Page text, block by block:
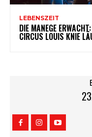
LEBENSZEIT
DIE MANEGE
CIRCUS LOUIS KNIE